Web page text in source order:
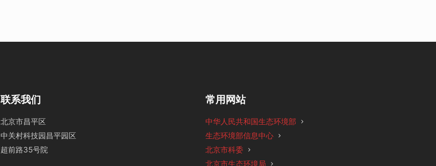
联系我们
北京市昌平区
中关村科技园昌平园区
超前路35号院
常用网站
中华人民共和国生态环境部
生态环境部信息中心
北京市科委
北京市生态环境局